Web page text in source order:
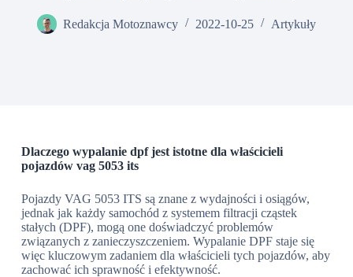
Redakcja Motoznawcy 2022-10-25 Artykuły
Dlaczego wypalanie dpf jest istotne dla właścicieli
pojazdów vag 5053 its
Pojazdy VAG 5053 ITS są znane z wydajności i osiągów,
jednak jak każdy samochód z systemem filtracji cząstek
stałych (DPF), mogą one doświadczyć problemów
związanych z zanieczyszczeniem. Wypalanie DPF staje się
więc kluczowym zadaniem dla właścicieli tych pojazdów, aby
zachować ich sprawność i efektywność.